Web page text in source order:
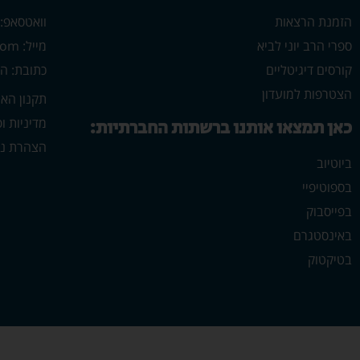
הזמנת הרצאות
ספרי הרב יוני לביא
קורסים דיגיטליים
הצטרפות למועדון
כאן תמצאו אותנו ברשתות החברתיות:
ביוטיוב
בספוטיפיי
בפייסבוק
באינסטגרם
בטיקטוק
וואטסאפ:
מייל: yonilavi10@gmail.com
כתובת: הרב
תקנון
מדיניות
הצהרת